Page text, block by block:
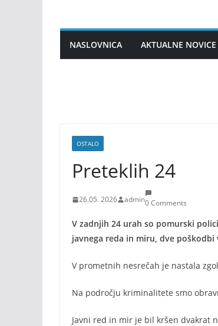
contentNASLOVNICA AKTUALNE NOVICE
OSTALO
Preteklih 24
26.05. 2026 admin0 Comments
V zadnjih 24 urah so pomurski
javnega reda in miru, dve
V prometnih nesrečah je nastala
Na področju kriminalitete smo
Javni red in mir je bil kršen dvakrat